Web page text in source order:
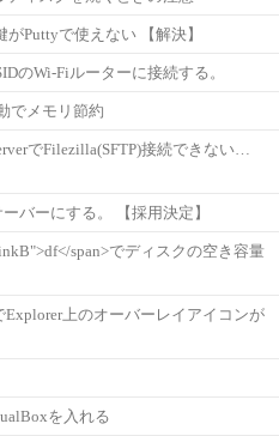
がPuttyで使えない 【解決】
のWi-Fiルーターに接続する。
でメモリ節約
でFilezilla(SFTP)接続できない…
バーにする。 【採用決定】
span>でディスクの空き容量
Explorer上のオーバーレイアイコンが
を入れる